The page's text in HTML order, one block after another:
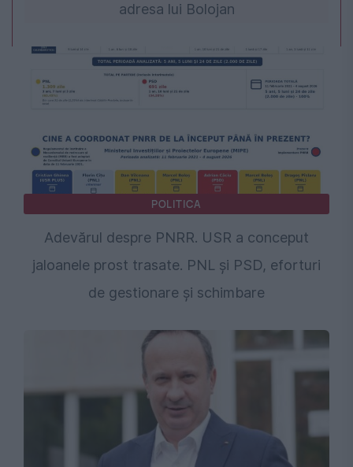
adresa lui Bolojan
POLITICA
Adevărul despre PNRR. USR a conceput
jaloanele prost trasate. PNL și PSD, eforturi
de gestionare și schimbare